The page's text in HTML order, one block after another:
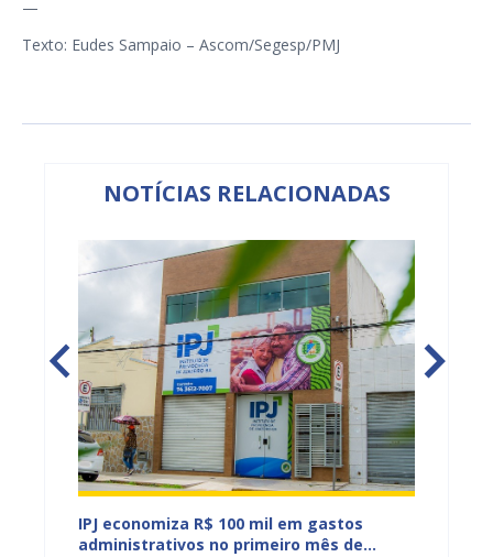
—
Texto: Eudes Sampaio – Ascom/Segesp/PMJ
NOTÍCIAS RELACIONADAS
IPJ economiza R$ 100 mil em gastos
administrativos no primeiro mês de